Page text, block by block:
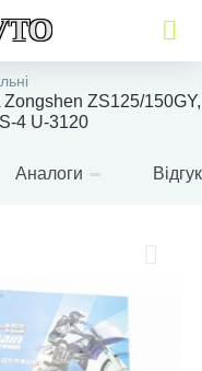
Zongshen ZS125/150GY,
4 U-3120
Аналоги